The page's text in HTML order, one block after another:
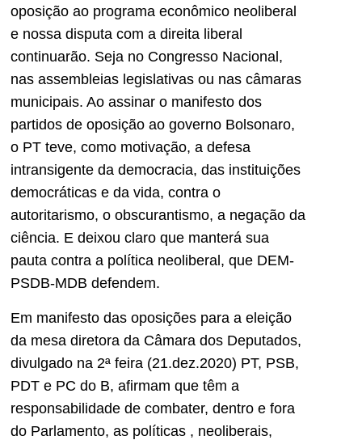
oposição ao programa econômico neoliberal
e nossa disputa com a direita liberal
continuarão. Seja no Congresso Nacional,
nas assembleias legislativas ou nas câmaras
municipais. Ao assinar o manifesto dos
partidos de oposição ao governo Bolsonaro,
o PT teve, como motivação, a defesa
intransigente da democracia, das instituições
democráticas e da vida, contra o
autoritarismo, o obscurantismo, a negação da
ciência. E deixou claro que manterá sua
pauta contra a política neoliberal, que DEM-
PSDB-MDB defendem.
Em manifesto das oposições para a eleição
da mesa diretora da Câmara dos Deputados,
divulgado na 2ª feira (21.dez.2020) PT, PSB,
PDT e PC do B, afirmam que têm a
responsabilidade de combater, dentro e fora
do Parlamento, as políticas , neoliberais,